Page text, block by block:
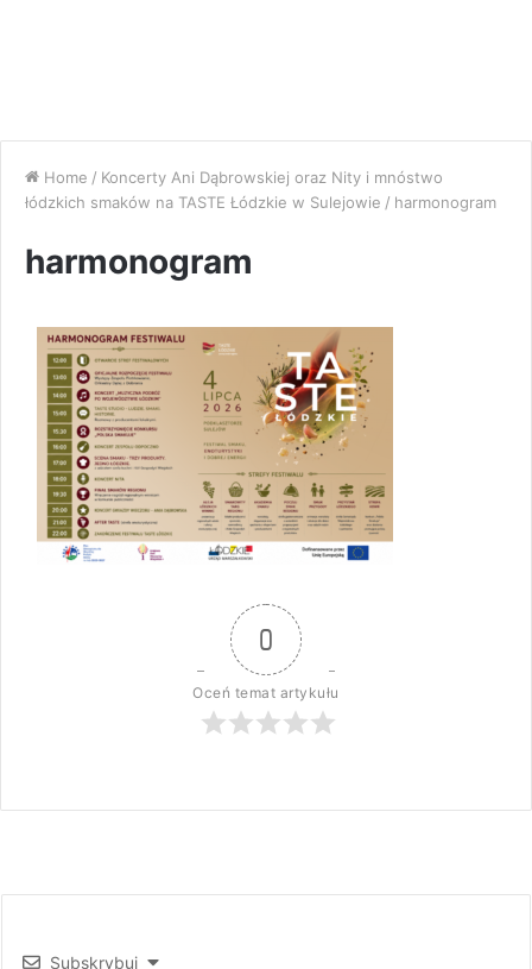
Home / Koncerty Ani Dąbrowskiej oraz Nity i mnóstwo
łódzkich smaków na TASTE Łódzkie w Sulejowie / harmonogram
harmonogram
0
Oceń temat artykułu
Subskrybuj